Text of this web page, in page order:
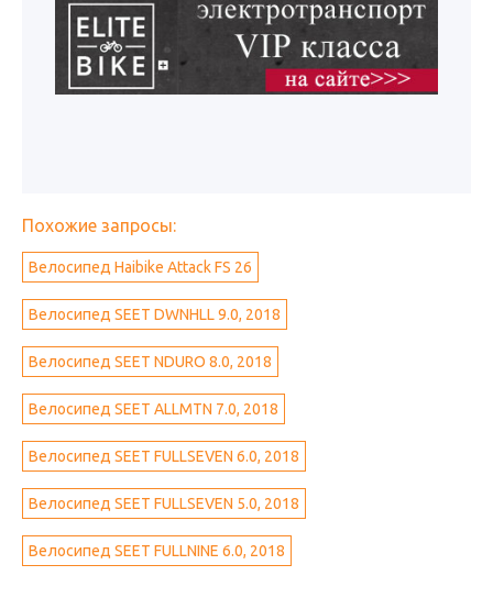
Похожие запросы:
Велосипед Haibike Attack FS 26
Велосипед SEET DWNHLL 9.0, 2018
Велосипед SEET NDURO 8.0, 2018
Велосипед SEET ALLMTN 7.0, 2018
Велосипед SEET FULLSEVEN 6.0, 2018
Велосипед SEET FULLSEVEN 5.0, 2018
Велосипед SEET FULLNINE 6.0, 2018